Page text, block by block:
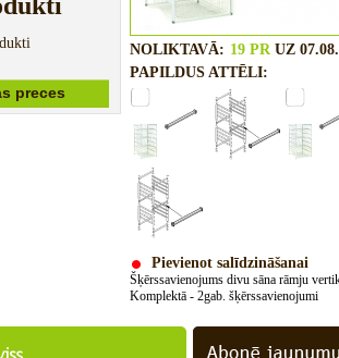
NOLIKTAVĀ: 19 PRUZ
PAPILDUS ATTĒLI:
Pievienot salīdzināšanai
Šķērssavienojums divu sāna rāmju
Komplektā - 2gab. šķērssavienojumi